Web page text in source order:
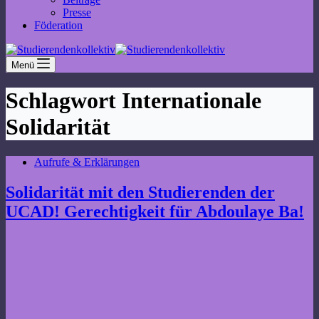
Presse
Föderation
Menü
Schlagwort Internationale
Solidarität
Aufrufe & Erklärungen
Solidarität mit den Studierenden der
UCAD! Gerechtigkeit für Abdoulaye Ba!